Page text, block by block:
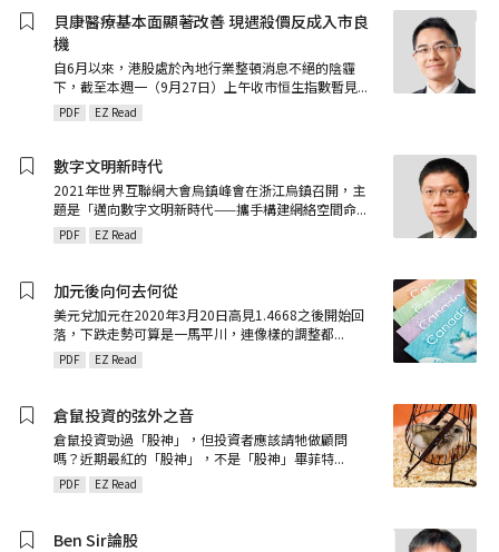
貝康醫療基本面顯著改善 現遇殺價反成入市良
機
自6月以來，港股處於內地行業整頓消息不絕的陰霾
下，截至本週一（9月27日）上午收市恒生指數暫見...
PDF EZ Read
數字文明新時代
2021年世界互聯網大會烏鎮峰會在浙江烏鎮召開，主
題是「邁向數字文明新時代——攜手構建網絡空間命...
PDF EZ Read
加元後向何去何從
美元兌加元在2020年3月20日高見1.4668之後開始回
落，下跌走勢可算是一馬平川，連像樣的調整都...
PDF EZ Read
倉鼠投資的弦外之音
倉鼠投資勁過「股神」，但投資者應該請牠做顧問
嗎？近期最紅的「股神」，不是「股神」畢菲特...
PDF EZ Read
Ben Sir論股